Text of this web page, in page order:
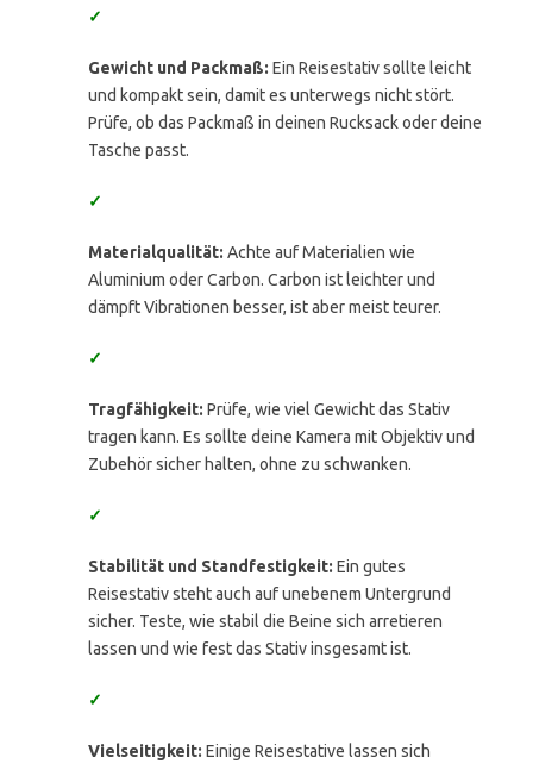
✓
Gewicht und Packmaß: Ein Reisestativ sollte leicht
und kompakt sein, damit es unterwegs nicht stört.
Prüfe, ob das Packmaß in deinen Rucksack oder deine
Tasche passt.
✓
Materialqualität: Achte auf Materialien wie
Aluminium oder Carbon. Carbon ist leichter und
dämpft Vibrationen besser, ist aber meist teurer.
✓
Tragfähigkeit: Prüfe, wie viel Gewicht das Stativ
tragen kann. Es sollte deine Kamera mit Objektiv und
Zubehör sicher halten, ohne zu schwanken.
✓
Stabilität und Standfestigkeit: Ein gutes
Reisestativ steht auch auf unebenem Untergrund
sicher. Teste, wie stabil die Beine sich arretieren
lassen und wie fest das Stativ insgesamt ist.
✓
Vielseitigkeit: Einige Reisestative lassen sich